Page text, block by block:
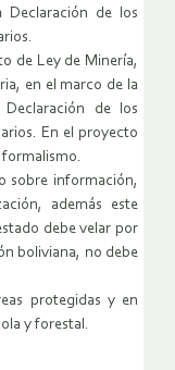
de los
de Ley de Minería,
en el marco de la
de los
En el proyecto
formalismo.
sobre información,
además este
debe velar por
boliviana, no debe
protegidas y en
y forestal.